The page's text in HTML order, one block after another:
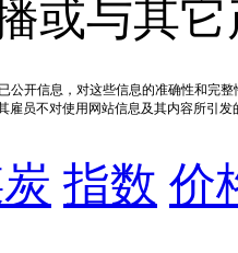
或与其
公开信息，对这些信息的准确性和完
雇员不对使用网站信息及其内容所引
指数 价